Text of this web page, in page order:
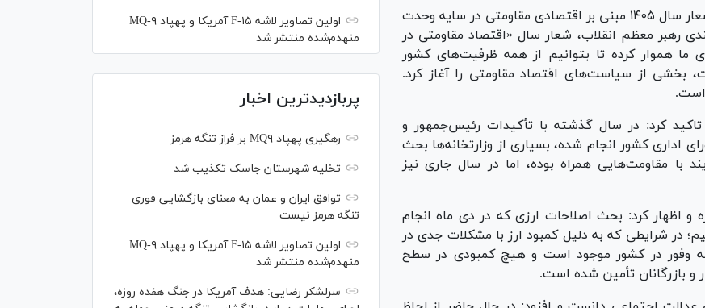
محمدصادق معتمدیان با اشاره به شعار سال ۱۴۰۵ مبنی بر اقتصادی مقاومتی در سایه وحدت
رهبر معظم انقلاب، شعار سال «اقتصاد مقاومتی در
هموار کرده تا بتوانیم از همه ظرفیت‌های کشور
بخشی از سیاست‌های اقتصاد مقاومتی را آغاز کرد.
بیشتر این بخش از بند‌های ۲۴گانه تاکید کرد: در سال گذشته با تأکیدات رئیس‌جمهور و
اداری کشور انجام شده، بسیاری از وزارتخانه‌ها بحث
با مقاومت‌هایی همراه بوده، اما در سال جاری نیز
و اظهار کرد: بحث اصلاحات ارزی که در دی ماه انجام
در شرایطی که به دلیل کمبود ارز با مشکلات جدی در
به وفور در کشور موجود است و هیچ کمبودی در سطح
و بازرگانان تأمین شده است.
اولین تصاویر لاشه F-۱۵ آمریکا و پهپاد MQ-۹
منهدم‌شده منتشر شد
پربازدیدترین اخبار
رهگیری پهپاد MQ۹ بر فراز تنگه هرمز
تخلیه شهرستان جاسک تکذیب شد
توافق ایران و عمان به معنای بازگشایی فوری
تنگه هرمز نیست
اولین تصاویر لاشه F-۱۵ آمریکا و پهپاد MQ-۹
منهدم‌شده منتشر شد
سرلشکر رضایی: هدف آمریکا در جنگ هفده روزه،